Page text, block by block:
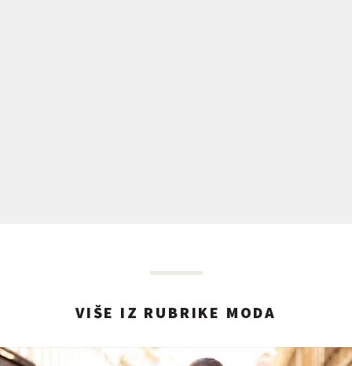
VIŠE IZ RUBRIKE MODA